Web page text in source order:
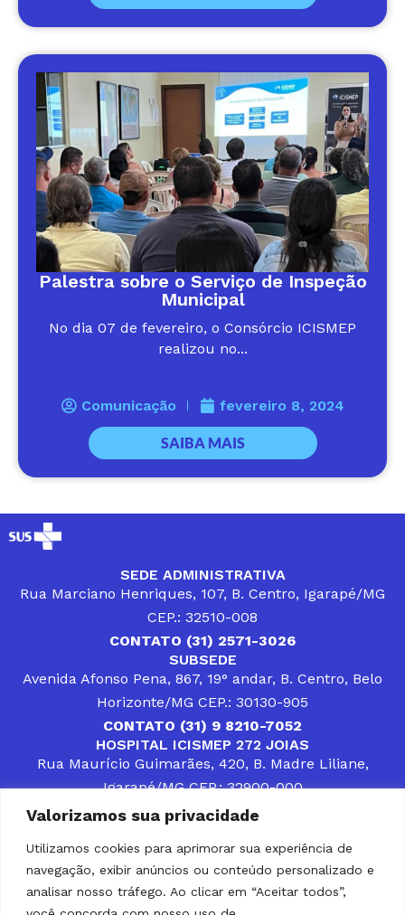
Valorizamos sua privacidade
Utilizamos cookies para aprimorar sua experiência de
navegação, exibir anúncios ou conteúdo personalizado e
analisar nosso tráfego. Ao clicar em “Aceitar todos”,
Palestra sobre o Serviço de Inspeção
Municipal
No dia 07 de fevereiro, o Consórcio ICISMEP
realizou no...
Comunicação fevereiro 8, 2024
SAIBA MAIS
SEDE ADMINISTRATIVA
Rua Marciano Henriques, 107, B. Centro, Igarapé/MG
CEP.: 32510-008
CONTATO (31) 2571-3026
SUBSEDE
Avenida Afonso Pena, 867, 19° andar, B. Centro, Belo
Horizonte/MG CEP.: 30130-905
CONTATO (31) 9 8210-7052
HOSPITAL ICISMEP 272 JOIAS
Rua Maurício Guimarães, 420, B. Madre Liliane,
Igarapé/MG CEP.: 32900-000
CONTATOS (31) 3512-4400 ou (31) 9 8309-8660
DESENVOLVER SOLUÇÕES, AÇÕES E SERVIÇOS
PÚBLICOS QUE COMPLEMENTEM A ASSISTÊNCIA À
POPULAÇÃO DA REGIÃO EM QUE ATUA, SENDO
PARCEIRO DOS MUNICÍPIOS CONSORCIADOS NA
SOLUÇÃO DE DIFICULDADES ENFRENTADAS POR
GESTORES MUNICIPAIS, É O COMPROMISSO DO